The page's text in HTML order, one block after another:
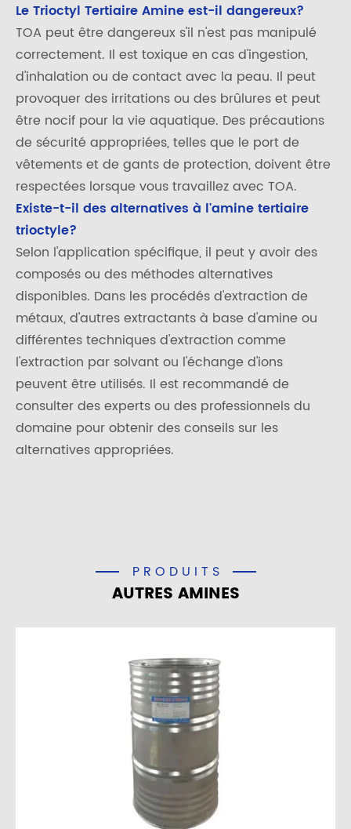
Le Trioctyl Tertiaire Amine est-il dangereux?
TOA peut être dangereux s'il n'est pas manipulé
correctement. Il est toxique en cas d'ingestion,
d'inhalation ou de contact avec la peau. Il peut
provoquer des irritations ou des brûlures et peut
être nocif pour la vie aquatique. Des précautions
de sécurité appropriées, telles que le port de
vêtements et de gants de protection, doivent être
respectées lorsque vous travaillez avec TOA.
Existe-t-il des alternatives à l'amine tertiaire
trioctyle?
Selon l'application spécifique, il peut y avoir des
composés ou des méthodes alternatives
disponibles. Dans les procédés d'extraction de
métaux, d'autres extractants à base d'amine ou
différentes techniques d'extraction comme
l'extraction par solvant ou l'échange d'ions
peuvent être utilisés. Il est recommandé de
consulter des experts ou des professionnels du
domaine pour obtenir des conseils sur les
alternatives appropriées.
PRODUITS
AUTRES AMINES